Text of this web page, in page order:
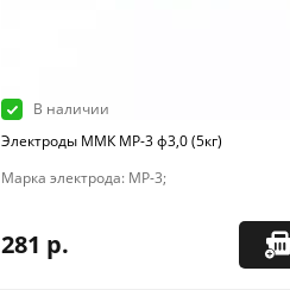
В наличии
Электроды ММК МР-3 ф3,0 (5кг)
Марка электрода: МР-3;
281 р.